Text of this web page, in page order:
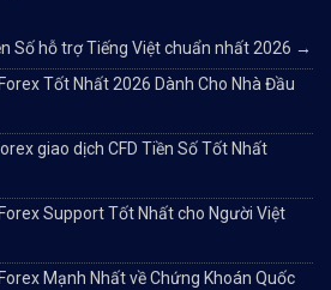
Số hỗ trợ Tiếng Việt chuẩn nhất 2026 →
Tốt Nhất 2026 Dành Cho Nhà Đầu
giao dịch CFD Tiền Số Tốt Nhất
Support Tốt Nhất cho Người Việt
Mạnh Nhất về Chứng Khoán Quốc